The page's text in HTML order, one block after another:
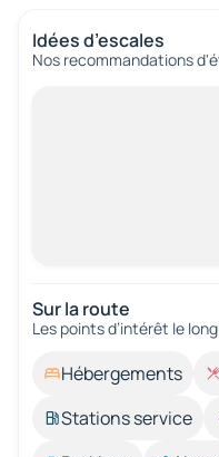
Idées d’escales
Nos recommandations
Sur la route
Les points d’intérêt le
Hébergements
Stations service